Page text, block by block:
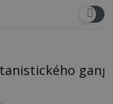
Charlesem